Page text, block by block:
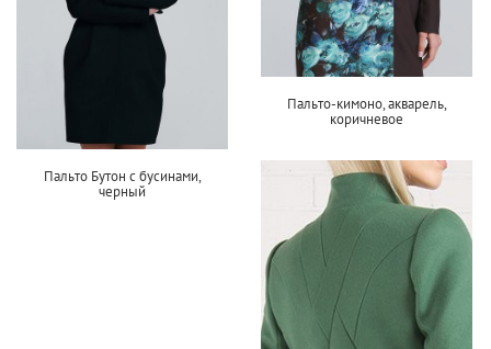
Пальто-кимоно, акварель,
коричневое
Пальто Бутон с бусинами,
черный